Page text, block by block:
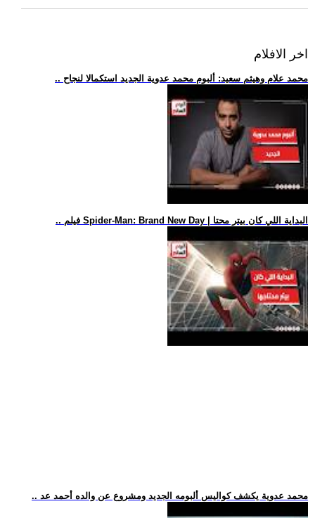
اخر الافلام
.. محمد علام وهيثم سعيد: ألبوم محمد عدوية الجديد استكمالا لنجاح
.. فيلم Spider-Man: Brand New Day | البداية اللي كان بيتر محتا
.. محمد عدوية يكشف كواليس ألبومه الجديد ومشروع عن والده أحمد عد